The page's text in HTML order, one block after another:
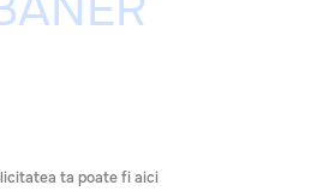
ta poate fi aici